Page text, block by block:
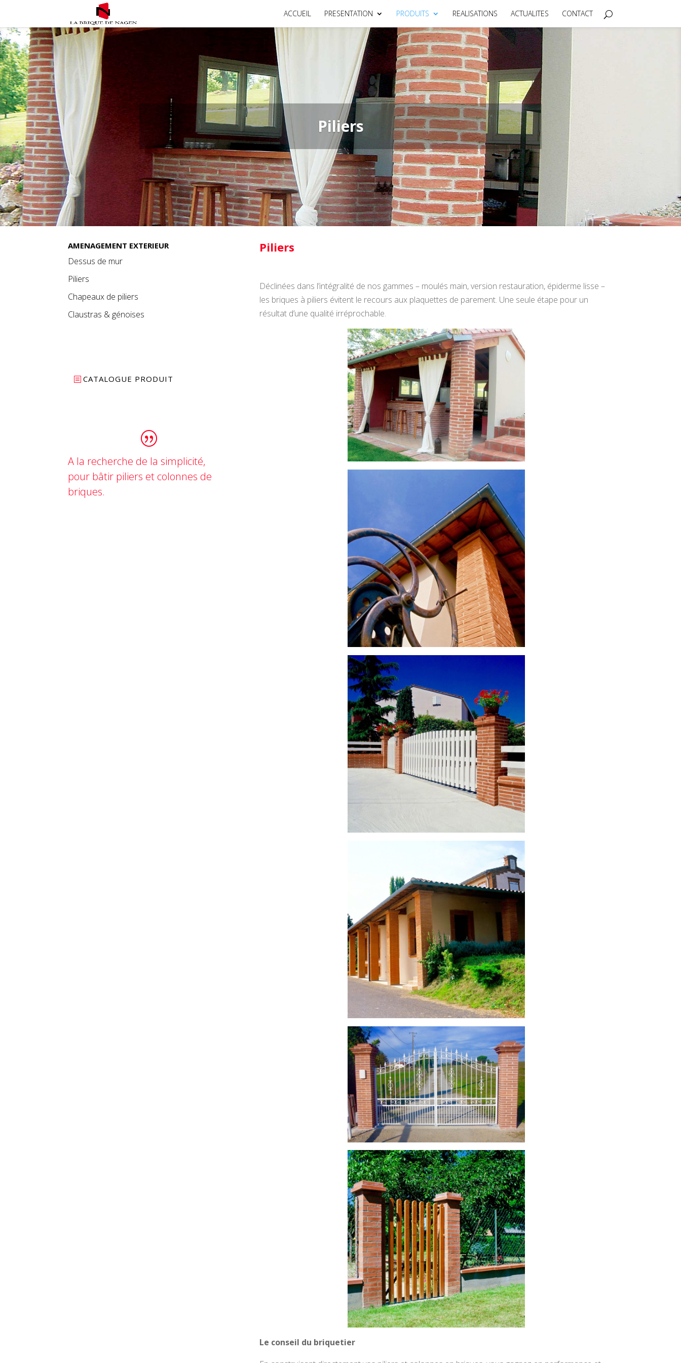
ACCUEIL PRESENTATION PRODUITS REALISATIONS ACTUALITES CONTACT
Piliers
AMENAGEMENT EXTERIEUR
Dessus de mur
Piliers
Chapeaux de piliers
Claustras & génoises
CATALOGUE PRODUIT
A la recherche de la simplicité,
pour bâtir piliers et colonnes de
briques.
Piliers
Déclinées dans l’intégralité de nos gammes – moulés main, version restauration, épiderme lisse –
les briques à piliers évitent le recours aux plaquettes de parement. Une seule étape pour un
résultat d’une qualité irréprochable.
Le conseil du briquetier